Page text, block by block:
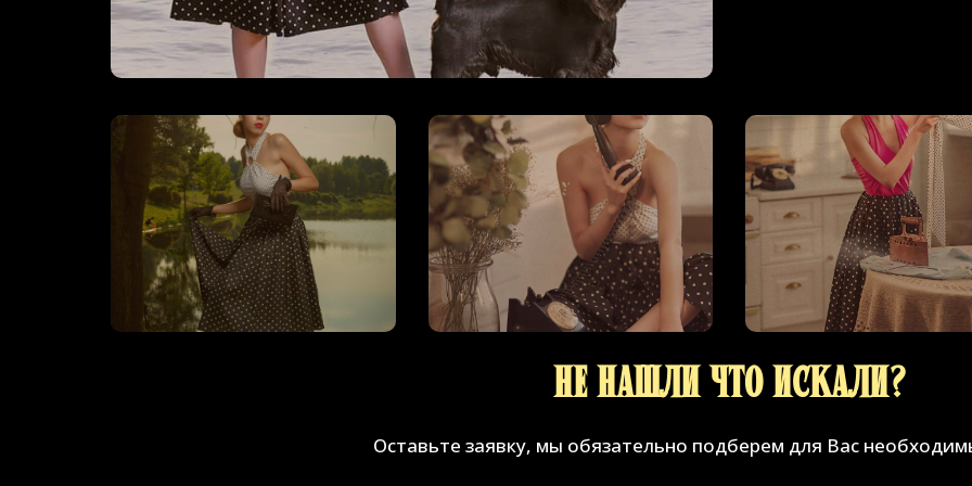
Не нашли что искали?
Оставьте заявку, мы обязательно подберем для Вас